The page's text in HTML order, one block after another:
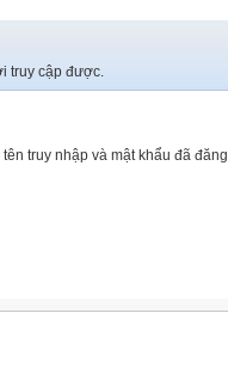
truy cập được.
truy nhập và mật khẩu đã đăng